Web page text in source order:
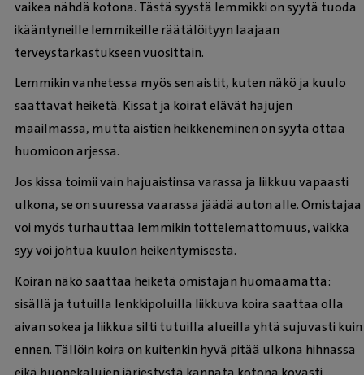
vaikea nähdä kotona. Tästä syystä lemmikki on syytä tuoda
ikääntyneille lemmikeille räätälöityyn laajaan
terveystarkastukseen vuosittain.
Lemmikin vanhetessa myös sen aistit, kuten näkö ja kuulo
saattavat heiketä. Kissat ja koirat elävät hajujen
maailmassa, mutta aistien heikkeneminen on syytä ottaa
huomioon arjessa.
Jos kissa toimii vain hajuaistinsa varassa ja liikkuu vapaasti
ulkona, se on suuressa vaarassa jäädä auton alle. Omistajaa
voi myös turhauttaa lemmikin tottelemattomuus, vaikka
syy voi johtua kuulon heikentymisestä.
Koiran näkö saattaa heiketä omistajan huomaamatta:
sisällä ja tutuilla lenkkipoluilla liikkuva koira saattaa olla
aivan sokea ja liikkua silti tutuilla alueilla yhtä sujuvasti kuin
ennen. Tällöin koira on kuitenkin hyvä pitää ulkona hihnassa